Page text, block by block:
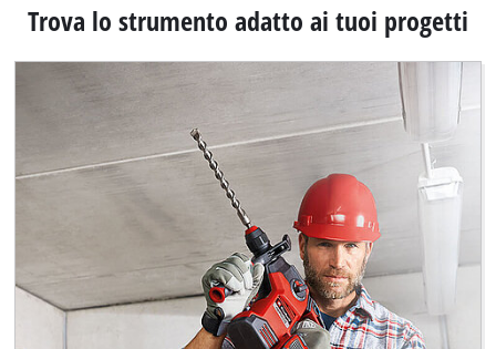
Trova lo strumento adatto ai tuoi progetti